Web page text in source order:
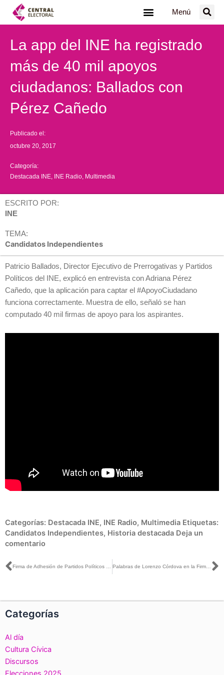
Menú
La app del INE ha registrado
más de 40 mil apoyos
ciudadanos: Ballados con
Pérez Cañedo
Publicado el:
octubre 20, 2017
Categoría:
Destacada INE INE Radio Multimedia
ESCRITO POR:
INE
TEMA:
Candidatos Independientes
Patricio Ballados, Director Ejecutivo de Prerrogativas y Partidos
Políticos del INE, explicó en entrevista con Adriana Pérez
Cañedo, que la aplicación para captar el #ApoyoCiudadano
funciona correctamente. Muestra de ello, señaló se han
computado 40 mil firmas de apoyo para los aspirantes.
Categorías: Destacada INE, INE Radio, Multimedia Etiquetas:
Candidatos Independientes, Historia destacada Deja un
comentario
Ant Palabras de Lorenzo Córdova en la Firma de adhesión de partidos Políticos a la campaña HeForShe
Categorías
Al día
Cultura Cívica
Discursos